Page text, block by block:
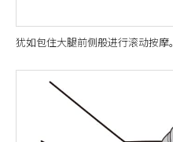
犹如包住大腿前侧般进行滚动按摩。